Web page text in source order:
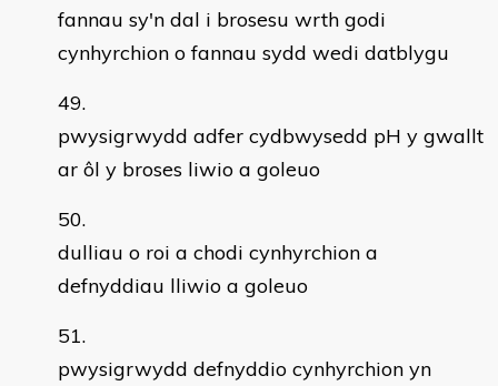
fannau sy'n dal i brosesu wrth godi
cynhyrchion o fannau sydd wedi datblygu
pwysigrwydd adfer cydbwysedd pH y gwallt
ar ôl y broses liwio a goleuo
dulliau o roi a chodi cynhyrchion a
defnyddiau lliwio a goleuo
pwysigrwydd defnyddio cynhyrchion yn